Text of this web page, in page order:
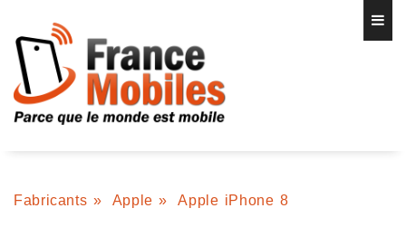
Fabricants » Apple » Apple iPhone 8